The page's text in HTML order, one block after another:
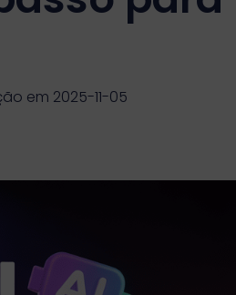
em 2025-11-05